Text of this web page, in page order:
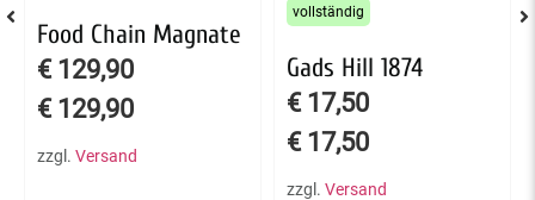
Food Chain Magnate
€ 129,90
€ 129,90
zzgl. Versand
Gads Hill 1874
€ 17,50
€ 17,50
zzgl. Versand
vollständig